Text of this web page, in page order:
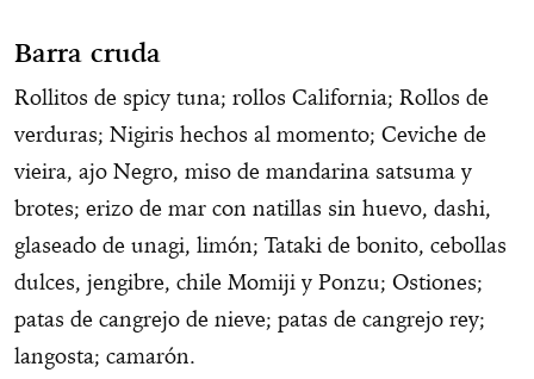
Barra cruda
Rollitos de spicy tuna; rollos California; Rollos de
verduras; Nigiris hechos al momento; Ceviche de
vieira, ajo Negro, miso de mandarina satsuma y
brotes; erizo de mar con natillas sin huevo, dashi,
glaseado de unagi, limón; Tataki de bonito, cebollas
dulces, jengibre, chile Momiji y Ponzu; Ostiones;
patas de cangrejo de nieve; patas de cangrejo rey;
langosta; camarón.